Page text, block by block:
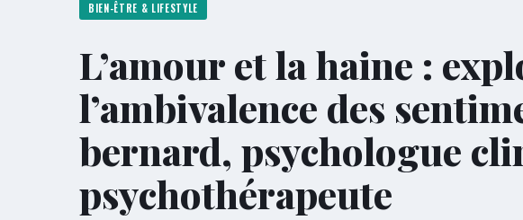
BIEN-ÊTRE & LIFESTYLE
L’amour et la haine :
l’ambivalence des
bernard, psychologue
psychothérapeute